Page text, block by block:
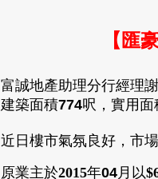
【匯
富誠地產助理分行經理
建築面積774呎 ， 實用面
近日樓市氣氛良好，市
原業主於2015年04 月 以